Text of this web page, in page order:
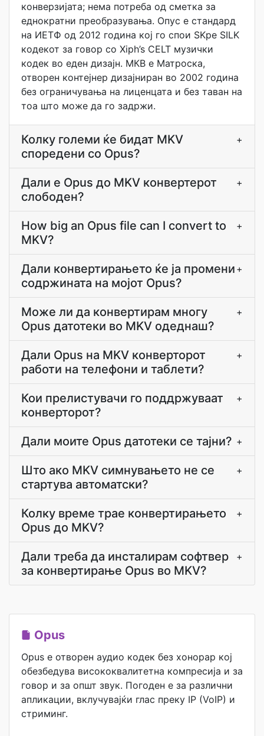
конверзијата; нема потреба од сметка за
еднократни преобразувања. Опус е стандард
на ИЕТФ од 2012 година кој го спои SKpe SILK
кодекот за говор со Xiph’s CELT музички
кодек во еден дизајн. МКВ е Матроска,
отворен контејнер дизајниран во 2002 година
без ограничувања на лиценцата и без таван на
тоа што може да го задржи.
Колку големи ќе бидат MKV
споредени со Opus?
+
Дали е Opus до MKV конвертерот
слободен?
+
How big an Opus file can I convert to
MKV?
+
Дали конвертирањето ќе ја промени
содржината на мојот Opus?
+
Може ли да конвертирам многу
Opus датотеки во MKV одеднаш?
+
Дали Opus на MKV конверторот
работи на телефони и таблети?
+
Кои прелистувачи го поддржуваат
конверторот?
+
Дали моите Opus датотеки се тајни? +
Што ако MKV симнувањето не се
стартува автоматски?
+
Колку време трае конвертирањето
Opus до MKV?
+
Дали треба да инсталирам софтвер
за конвертирање Opus во MKV?
+
Opus
Opus е отворен аудио кодек без хонорар кој
обезбедува висококвалитетна компресија и за
говор и за општ звук. Погоден е за различни
апликации, вклучувајќи глас преку IP (VoIP) и
стриминг.